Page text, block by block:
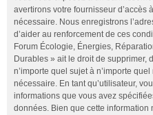
avertirons votre fournisseur d’accès
nécessaire. Nous enregistrons
d’aider au renforcement de ces
Forum Écologie, Énergies,
Durables » ait le droit de supprimer,
n’importe quel sujet à n’importe
nécessaire. En tant qu’utilisateur,
informations que vous avez
données. Bien que cette information